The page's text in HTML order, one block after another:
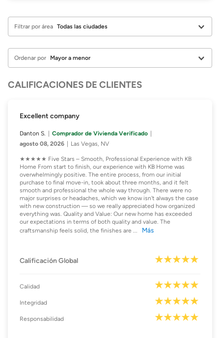
Filtrar por área
Ordenar por
CALIFICACIONES DE CLIENTES
Excellent company
Danton S.
Comprador de Vivienda Verificado
agosto 08, 2026
Las Vegas, NV
★★★★★ Five Stars – Smooth, Professional Experience with KB
Home From start to finish, our experience with KB Home was
overwhelmingly positive. The entire process, from our initial
purchase to final move-in, took about three months, and it felt
smooth and professional the whole way through. There were no
major surprises or headaches, which we know isn't always the case
with new construction — so we really appreciated how organized
everything was. Quality and Value: Our new home has exceeded
our expectations in terms of both quality and value. The
craftsmanship feels solid, the finishes are ... Más
Calificación Global
Calidad
Integridad
Responsabilidad